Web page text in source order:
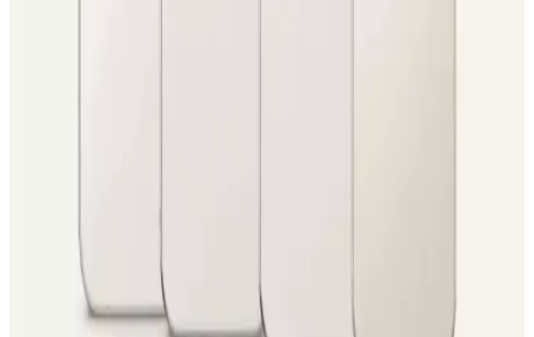
Kulaklık jakı yok, yapay zeka özellikleri ve donanım tercihleri öne
Google Pixel 11 Tasarımında Minimal Değişiklikler
ve Yeni Tensor İşlemci